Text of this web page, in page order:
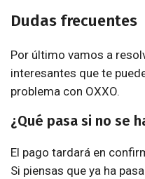
Dudas frecuentes
Por último vamos a
interesantes que te
problema con OXXO.
¿Qué pasa si no se
El pago tardará en
Si piensas que ya ha